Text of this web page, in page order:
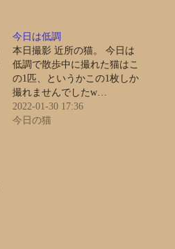
今日は低調
本日撮影 近所の猫。 今日は
低調で散歩中に撮れた猫はこ
の1匹、というかこの1枚しか
撮れませんでしたw…
2022-01-30 17:36
今日の猫